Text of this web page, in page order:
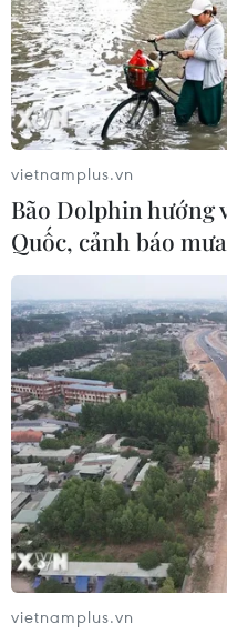
#Triều Tiên #Hàn Quốc
#Điền kinh
#Thể thao
#Quan chức Hàn Quốc
Theo dõi VietnamPlus
TIN LIÊN QUAN
vietnamplus.vn
Bão Dolphin hướng
Quốc, cảnh báo
vietnamplus.vn